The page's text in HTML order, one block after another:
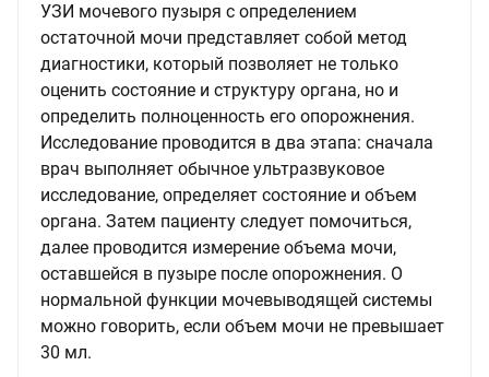
УЗИ мочевого пузыря с определением
остаточной мочи представляет собой метод
диагностики, который позволяет не только
оценить состояние и структуру органа, но и
определить полноценность его опорожнения.
Исследование проводится в два этапа: сначала
врач выполняет обычное ультразвуковое
исследование, определяет состояние и объем
органа. Затем пациенту следует помочиться,
далее проводится измерение объема мочи,
оставшейся в пузыре после опорожнения. О
нормальной функции мочевыводящей системы
можно говорить, если объем мочи не превышает
30 мл.